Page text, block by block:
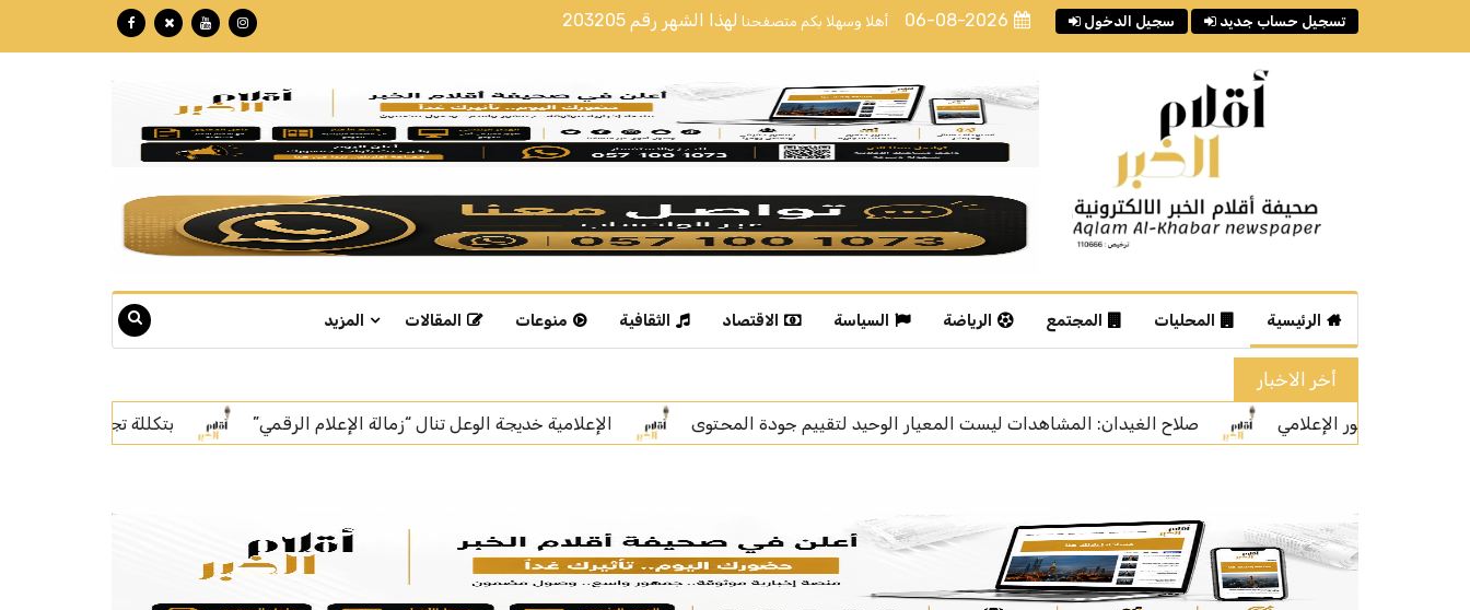
أهلا وسهلا بكم متصفحنا لهذا الشهر رقم 203205 06-08-2026 سجيل الدخول تسجيل حساب جديد
الرئيسية المحليات المجتمع الرياضة السياسة الاقتصاد الثقافية منوعات المقالات المزيد
أخر الاخبار
المشاهدات ليست المعيار الوحيد لتقييم جودة المحتوى الإعلامية خديجة الوعل تنال “زمالة الإعلام الرقمي” بتكللة تجاوزت الـ 60 مليون ريال.. "نبع" تبوك تنهي تركيب أسرع خط إنتاج للمياه في العالم